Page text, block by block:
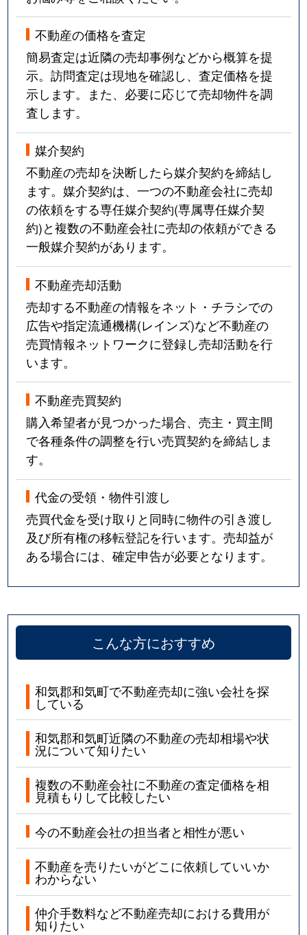
不動産の価格を査定
簡易査定は近隣の売却事例などから概算を提
示。訪問査定は現地を確認し、査定価格を提
示します。また、必要に応じて売却物件を調
査します。
媒介契約
不動産の売却を決断したら媒介契約を締結し
ます。媒介契約は、一つの不動産会社に売却
の依頼をする専任媒介契約(専属専任媒介契
約)と複数の不動産会社に売却の依頼ができる
一般媒介契約があります。
不動産売却活動
売却する不動産の情報をネット・チラシでの
広告や指定流通機構(レインズ)など不動産の
売買情報ネットワークに登録し売却活動を行
います。
不動産売買契約
購入希望者が見つかった場合、売主・買主間
で各種条件の調整を行い売買契約を締結しま
す。
代金の受領・物件引渡し
売買代金を受け取りと同時に物件の引き渡し
及び所有権の移転登記を行います。売却益が
ある場合には、確定申告が必要となります。
こんな方におすすめ
和気郡和気町で不動産売却に強い会社を探
している
和気郡和気町近隣の不動産の売却相場や状
況について知りたい
複数の不動産会社に不動産の査定価格を相
見積もりして比較したい
今の不動産会社の担当者と相性が悪い
不動産を売りたいがどこに依頼していいか
わからない
仲介手数料など不動産売却における費用が
知りたい